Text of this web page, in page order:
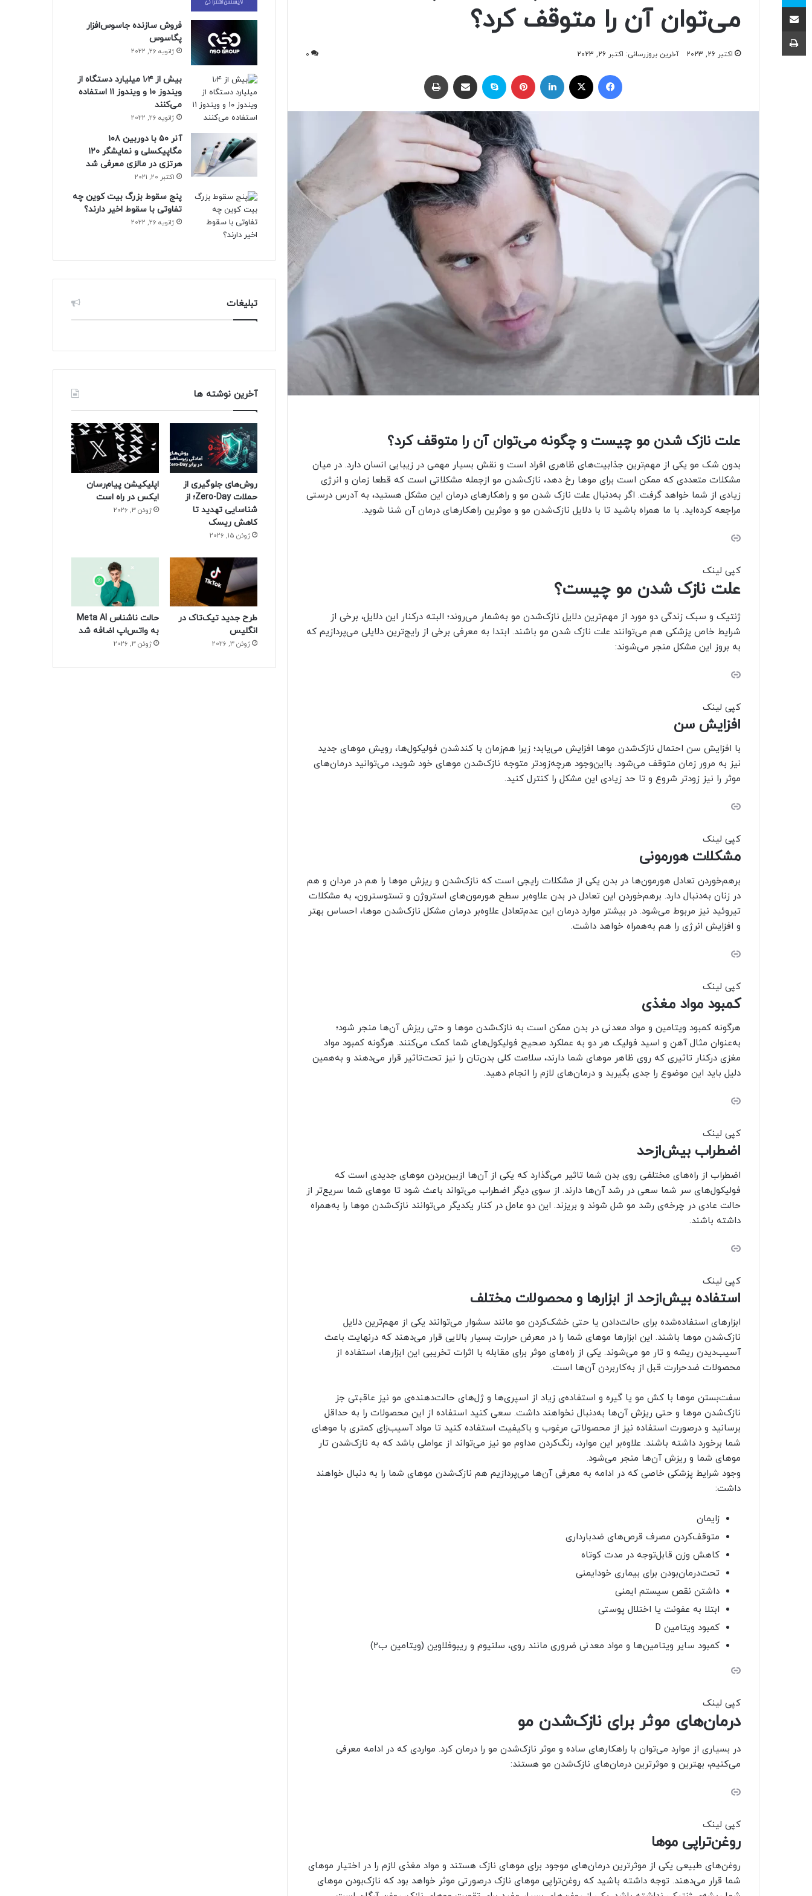
می‌توان آن را متوقف کرد؟
اکتبر 26, 2023 آخرین بروزرسانی: اکتبر 26, 2023 0
ایکس
علت نازک‌ شدن مو چیست و چگونه می‌توان آن را متوقف کرد؟
بدون شک مو یکی از مهم‌ترین جذابیت‌های ظاهری افراد است و نقش بسیار مهمی در زیبایی انسان دارد. در میان
مشکلات متعددی که ممکن است برای موها رخ دهد، نازک‌شدن مو ازجمله مشکلاتی است که قطعا زمان و انرژی
زیادی از شما خواهد گرفت. اگر به‌دنبال علت نازک‌ شدن مو و راهکارهای درمان این مشکل هستید، به آدرس درستی
مراجعه کرده‌اید. با ما همراه باشید تا با دلایل نازک‌شدن مو و موثرین راهکارهای درمان آن شنا شوید.
کپی لینک
علت نازک شدن مو چیست؟
ژنتیک و سبک زندگی دو مورد از مهم‌ترین دلایل نازک‌شدن مو به‌شمار می‌روند؛ البته درکنار این دلایل، برخی از
شرایط خاص پزشکی هم می‌توانند علت نازک‌ شدن مو باشند. ابتدا به معرفی برخی از رایج‌ترین دلایلی می‌پردازیم که
به بروز این مشکل منجر می‌شوند:
کپی لینک
افزایش سن
با افزایش سن احتمال نازک‌شدن موها افزایش می‌یابد؛ زیرا هم‌زمان با کند‌شدن فولیکول‌ها، رویش موهای جدید
نیز به مرور زمان متوقف می‌شود. بااین‌وجود هرچه‌زودتر متوجه نازک‌شدن موهای خود شوید، می‌توانید درمان‌های
موثر را نیز زودتر شروع و تا حد زیادی این مشکل را کنترل کنید.
کپی لینک
مشکلات هورمونی
برهم‌خوردن تعادل هورمون‌ها در بدن یکی از مشکلات رایجی است که نازک‌شدن و ریزش موها را هم در مردان و هم
در زنان به‌دنبال دارد. برهم‌خوردن این تعادل در بدن علاوه‌بر سطح هورمون‌های استروژن و تستوسترون، به مشکلات
تیروئید نیز مربوط می‌شود. در بیشتر موارد درمان این عدم‌تعادل علاوه‌بر درمان مشکل نازک‌شدن موها، احساس بهتر
و افزایش انرژی را هم به‌همراه خواهد داشت.
کپی لینک
کمبود مواد مغذی
هرگونه کمبود ویتامین و مواد معدنی در بدن ممکن است به نازک‌شدن موها و حتی ریزش آن‌ها منجر شود؛
به‌عنوان مثال آهن و اسید فولیک هر دو به عملکرد صحیح فولیکول‌های شما کمک می‌کنند. هرگونه کمبود مواد
مغزی درکنار تاثیری که روی ظاهر موهای شما دارند، سلامت کلی بدن‌تان را نیز تحت‌تاثیر قرار می‌دهند و به‌همین
دلیل باید این موضوع را جدی بگیرید و درمان‌های لازم را انجام دهید.
کپی لینک
اضطراب بیش‌ازحد
اضطراب از راه‌های مختلفی روی بدن شما تاثیر می‌گذارد که یکی از آن‌ها ازبین‌بردن موهای جدیدی است که
فولیکول‌های سر شما سعی در رشد آن‌ها دارند. از سوی دیگر اضطراب می‌تواند باعث شود تا موهای شما سریع‌تر از
حالت عادی در چرخه‌ی رشد مو شل شوند و بریزند. این دو عامل در کنار یکدیگر می‌توانند نازک‌شدن موها را به‌همراه
داشته باشند.
کپی لینک
استفاده‌ بیش‌‌ازحد از ابزارها و محصولات مختلف
ابزارهای استفاده‌شده برای حالت‌دادن یا حتی خشک‌کردن مو مانند سشوار می‌توانند یکی از مهم‌ترین دلایل
نازک‌شدن موها باشند. این ابزارها موهای شما را در معرض حرارت بسیار بالایی قرار می‌دهند که درنهایت باعث
آسیب‌دیدن ریشه‌ و تار مو می‌شوند. یکی از راه‌های موثر برای مقابله با اثرات تخریبی این ابزارها، استفاده از
محصولات ضدحرارت قبل از به‌کاربردن آن‌ها است.
سفت‌بستن موها با کش‌ مو یا گیره و استفاده‌ی زیاد از اسپری‌ها و ژل‌های حالت‌دهنده‌ی مو نیز عاقبتی جز
نازک‌شدن موها و حتی ریزش آن‌ها به‌دنبال نخواهند داشت. سعی کنید استفاده از این محصولات را به حداقل
برسانید و درصورت استفاده نیز از محصولاتی مرغوب و باکیفیت استفاده کنید تا مواد آسیب‌زای کمتری با موهای
شما برخورد داشته باشند. علاوه‌بر این موارد، رنگ‌کردن مداوم مو نیز می‌تواند از عواملی باشد که به نازک‌شدن تار
موهای شما و ریزش آن‌ها منجر می‌شود.
وجود شرایط پزشکی خاصی که در ادامه به معرفی آن‌ها می‌پردازیم هم نازک‌شدن موهای شما را به دنبال خواهند
داشت:
زایمان‌
متوقف‌کردن مصرف قرص‌های ضدبارداری
کاهش وزن قابل‌توجه در مدت کوتاه
تحت‌درمان‌بودن برای بیماری خودایمنی
داشتن نقص سیستم ایمنی
ابتلا به عفونت یا اختلال پوستی
کمبود ویتامین D
کمبود سایر ویتامین‌ها و مواد معدنی ضروری مانند روی، سلنیوم و ریبوفلاوین (ویتامین ب۲)
کپی لینک
درمان‌های موثر برای نازک‌شدن مو
در بسیاری از موارد می‌توان با راهکارهای ساده و موثر نازک‌شدن مو را درمان کرد. مواردی که در ادامه معرفی
می‌کنیم، بهترین و موثرترین درمان‌های نازک‌شدن مو هستند:
کپی لینک
روغن‌تراپی موها
روغن‌های طبیعی یکی از موثرترین درمان‌های موجود برای موهای نازک هستند و مواد مغذی لازم را در اختیار موهای
شما قرار می‌دهند. توجه داشته باشید که روغن‌تراپی موهای نازک درصورتی موثر خواهد بود که نازک‌بودن موهای
فروش سازنده جاسوس‌افزار
پگاسوس
ژانویه 26, 2022
بیش از ۱٫۴ میلیارد دستگاه از
ویندوز ۱۰ و ویندوز ۱۱ استفاده
می‌کنند
ژانویه 26, 2022
آنر ۵۰ با دوربین ۱۰۸
مگاپیکسلی و نمایشگر ۱۲۰
هرتزی در مالزی معرفی شد
اکتبر 20, 2021
پنج سقوط بزرگ بیت کوین چه
تفاوتی با سقوط اخیر دارند؟
ژانویه 26, 2022
تبلیغات
آخرین نوشته ها
روش‌های جلوگیری از
حملات Zero-Day؛ از
شناسایی تهدید تا
کاهش ریسک
ژوئن 15, 2026
اپلیکیشن پیام‌رسان
ایکس در راه است
ژوئن 3, 2026
طرح جدید تیک‌تاک در
انگلیس
ژوئن 3, 2026
حالت ناشناس Meta AI
به واتس‌اپ اضافه شد
ژوئن 3, 2026